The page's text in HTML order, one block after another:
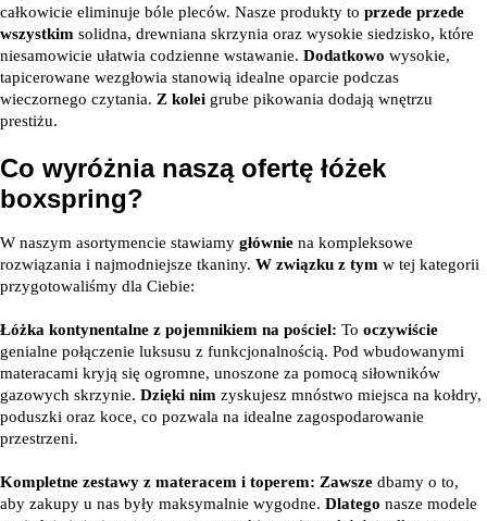
całkowicie eliminuje bóle pleców. Nasze produkty to przede przede
wszystkim solidna, drewniana skrzynia oraz wysokie siedzisko, które
niesamowicie ułatwia codzienne wstawanie. Dodatkowo wysokie,
tapicerowane wezgłowia stanowią idealne oparcie podczas
wieczornego czytania. Z kolei grube pikowania dodają wnętrzu
prestiżu.
Co wyróżnia naszą ofertę łóżek
boxspring?
W naszym asortymencie stawiamy głównie na kompleksowe
rozwiązania i najmodniejsze tkaniny. W związku z tym w tej kategorii
przygotowaliśmy dla Ciebie:
Łóżka kontynentalne z pojemnikiem na pościel: To oczywiście
genialne połączenie luksusu z funkcjonalnością. Pod wbudowanymi
materacami kryją się ogromne, unoszone za pomocą siłowników
gazowych skrzynie. Dzięki nim zyskujesz mnóstwo miejsca na kołdry,
poduszki oraz koce, co pozwala na idealne zagospodarowanie
przestrzeni.
Kompletne zestawy z materacem i toperem: Zawsze dbamy o to,
aby zakupy u nas były maksymalnie wygodne. Dlatego nasze modele